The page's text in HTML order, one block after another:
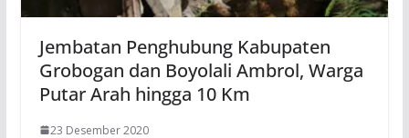
Jembatan Penghubung Kabupaten
Grobogan dan Boyolali Ambrol, Warga
Putar Arah hingga 10 Km
23 Desember 2020